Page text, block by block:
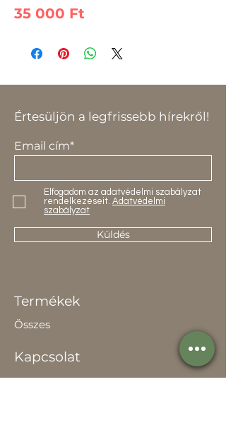
35 000 Ft
Értesüljön a legfrissebb hírekről!
Email cím*
Elfogadom az adatvédelmi szabályzat
rendelkezéseit. Adatvédelmi
szabályzat
Küldés
Termékek
Összes
Kapcsolat
Elérhetőség